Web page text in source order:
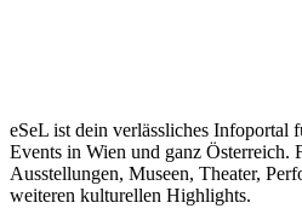
eSeL ist dein verlässliches Infoportal
Events in Wien und ganz Österreich.
Ausstellungen, Museen, Theater,
weiteren kulturellen Highlights.